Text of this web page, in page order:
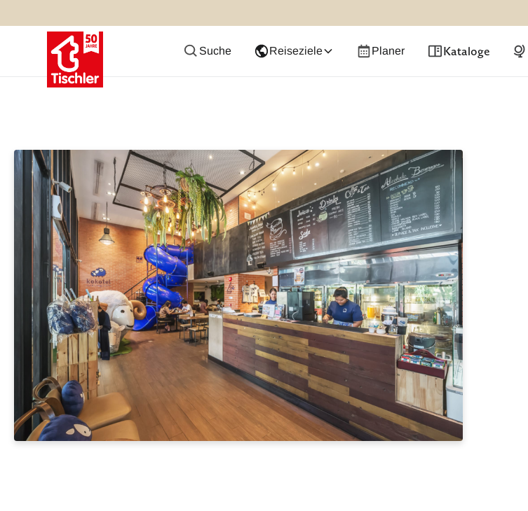
Suche Reiseziele Planer Kataloge